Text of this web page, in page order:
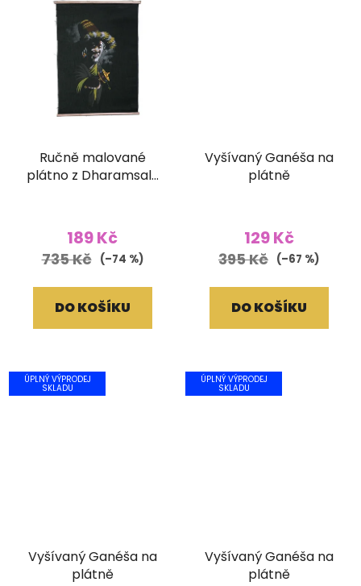
Ručně malované
plátno z Dharamsaly
189 Kč
735 Kč (–74 %)
DO KOŠÍKU
Vyšívaný Ganéša na
plátně
129 Kč
395 Kč (–67 %)
DO KOŠÍKU
ÚPLNÝ VÝPRODEJ
SKLADU
Vyšívaný Ganéša na
plátně
ÚPLNÝ VÝPRODEJ
SKLADU
Vyšívaný Ganéša na
plátně